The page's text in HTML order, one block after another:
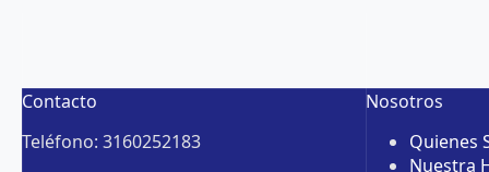
Contacto
Teléfono: 3160252183
Nosotros
Quienes
Nuestra